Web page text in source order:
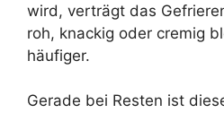
wird, verträgt das
roh, knackig oder cremig
häufiger.
Gerade bei Resten ist